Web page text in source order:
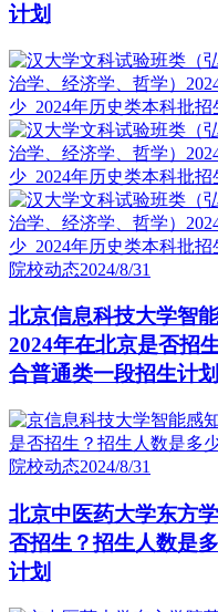
计划
院校动态2024/8/31
北京信息科技大学智
2024年在北京是否招
合普通类一段招生计划
院校动态2024/8/31
北京中医药大学东方
否招生？招生人数是
计划